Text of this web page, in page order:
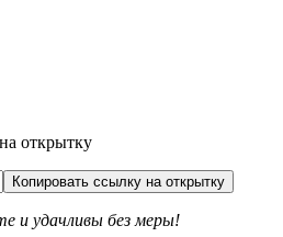
открытку
Копировать ссылку на открытку
и удачливы без меры!